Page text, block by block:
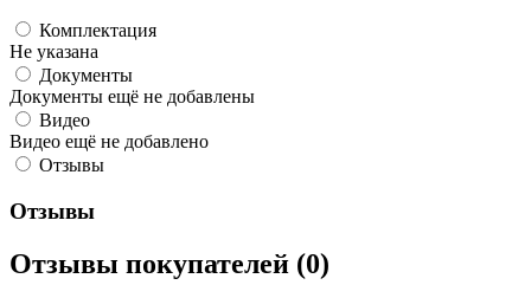
Комплектация
Не указана
Документы
Документы ещё не добавлены
Видео
Видео ещё не добавлено
Отзывы
Отзывы
Отзывы покупателей (0)